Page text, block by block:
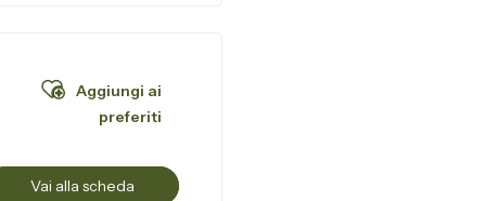
Aggiungi ai
preferiti
Vai alla scheda